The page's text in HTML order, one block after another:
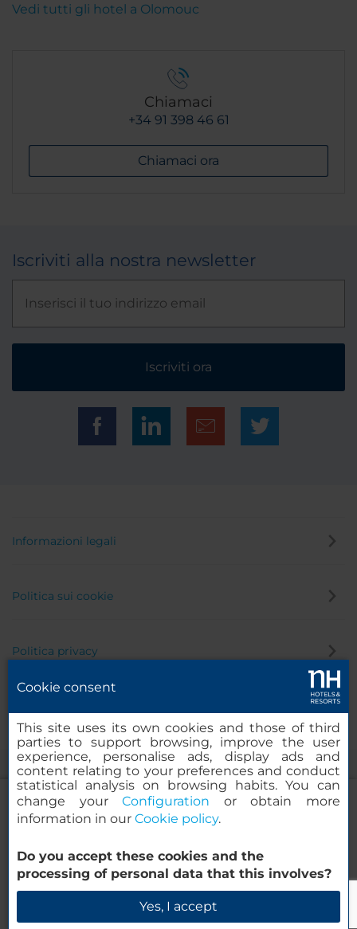
NH Collection Olomouc Congress
Verifica la disponibilità
Vedi tutti gli hotel a Olomouc
Chiamaci
+34 91 398 46 61
Chiamaci ora
Iscriviti alla nostra newsletter
Iscriviti ora
Informazioni legali
Politica sui cookie
Politica privacy
© 2000-2026 MINOR HOTELS EUROPE & AMERICAS Santa Engracia
120. 28003 Madrid, Spagna
Cookie consent
This site uses its own cookies and those of third
parties to support browsing, improve the user
experience, personalise ads, display ads and
content relating to your preferences and conduct
statistical analysis on browsing habits. You can
change yourConfiguration or obtain more
information in our Cookie policy.
Do you accept these cookies and the
processing of personal data that this involves?
Yes, I accept